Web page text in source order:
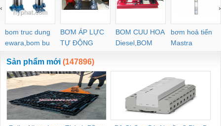
bom truc dung
ewara,bom bu
ewara
BƠM ÁP LỰC
TỰ ĐỘNG
BOM CUU HOA
Diesel,BOM
CHUA CHAY
bơm hoả tiển
Mastra
‹ ›
Sản phẩm mới (147896)